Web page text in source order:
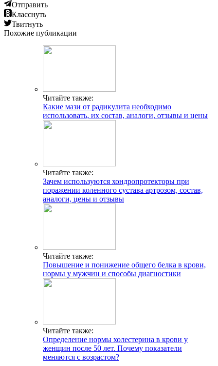
Отправить
Класснуть
Твитнуть
Похожие публикации
Читайте также:
Какие мази от радикулита необходимо
использовать, их состав, аналоги, отзывы и цены
Читайте также:
Зачем используются хондропротекторы при
поражении коленного сустава артрозом, состав,
аналоги, цены и отзывы
Читайте также:
Повышение и понижение общего белка в крови,
нормы у мужчин и способы диагностики
Читайте также:
Определение нормы холестерина в крови у
женщин после 50 лет. Почему показатели
меняются с возрастом?